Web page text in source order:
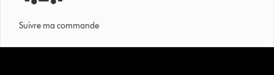
Suivre ma commande